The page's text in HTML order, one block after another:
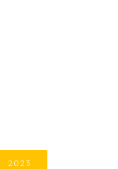
2023